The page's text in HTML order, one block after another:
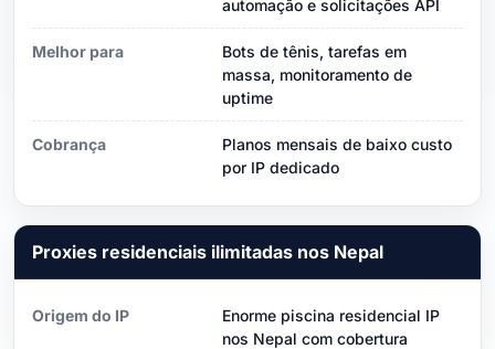
automação e solicitações API
Melhor para
Bots de tênis, tarefas em
massa, monitoramento de
uptime
Cobrança
Planos mensais de baixo custo
por IP dedicado
Proxies residenciais ilimitadas nos Nepal
Origem do IP
Enorme piscina residencial IP
nos Nepal com cobertura